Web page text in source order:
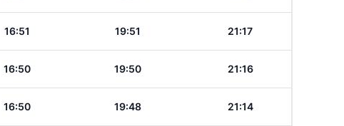
16:51 19:51 21:17
16:50 19:50 21:16
16:50 19:48 21:14